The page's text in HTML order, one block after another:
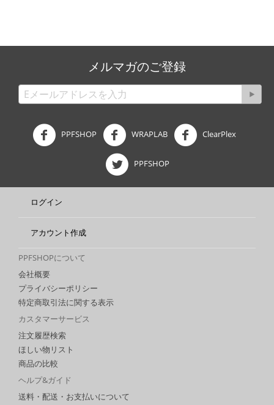
メルマガのご登録
PPFSHOP WRAPLAB ClearPlex
PPFSHOP
ログイン
アカウント作成
PPFSHOPについて
会社概要
プライバシーポリシー
特定商取引法に関する表示
カスタマーサービス
注文履歴検索
ほしい物リスト
商品の比較
ヘルプ&ガイド
送料・配送・お支払いについて